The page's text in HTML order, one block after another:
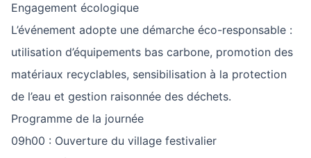
Engagement écologique
L’événement adopte une démarche éco-responsable :
utilisation d’équipements bas carbone, promotion des
matériaux recyclables, sensibilisation à la protection
de l’eau et gestion raisonnée des déchets.
Programme de la journée
09h00 : Ouverture du village festivalier